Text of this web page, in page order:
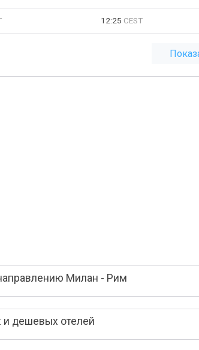
12:25 CEST
Милан - Рим
дешевых отелей